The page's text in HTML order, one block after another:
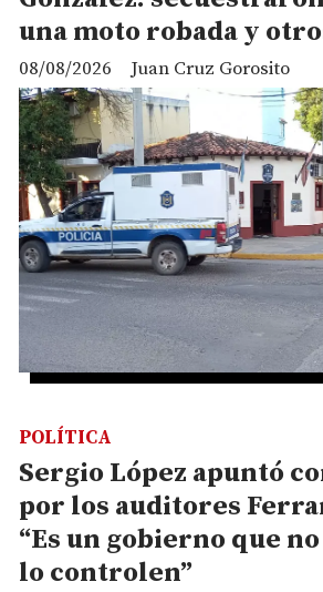
una moto robada y
Juan Cruz Gorosito
08/08/2026
Sergio López apuntó
por los auditores
“Es un gobierno que
lo controlen”
POLÍTICA